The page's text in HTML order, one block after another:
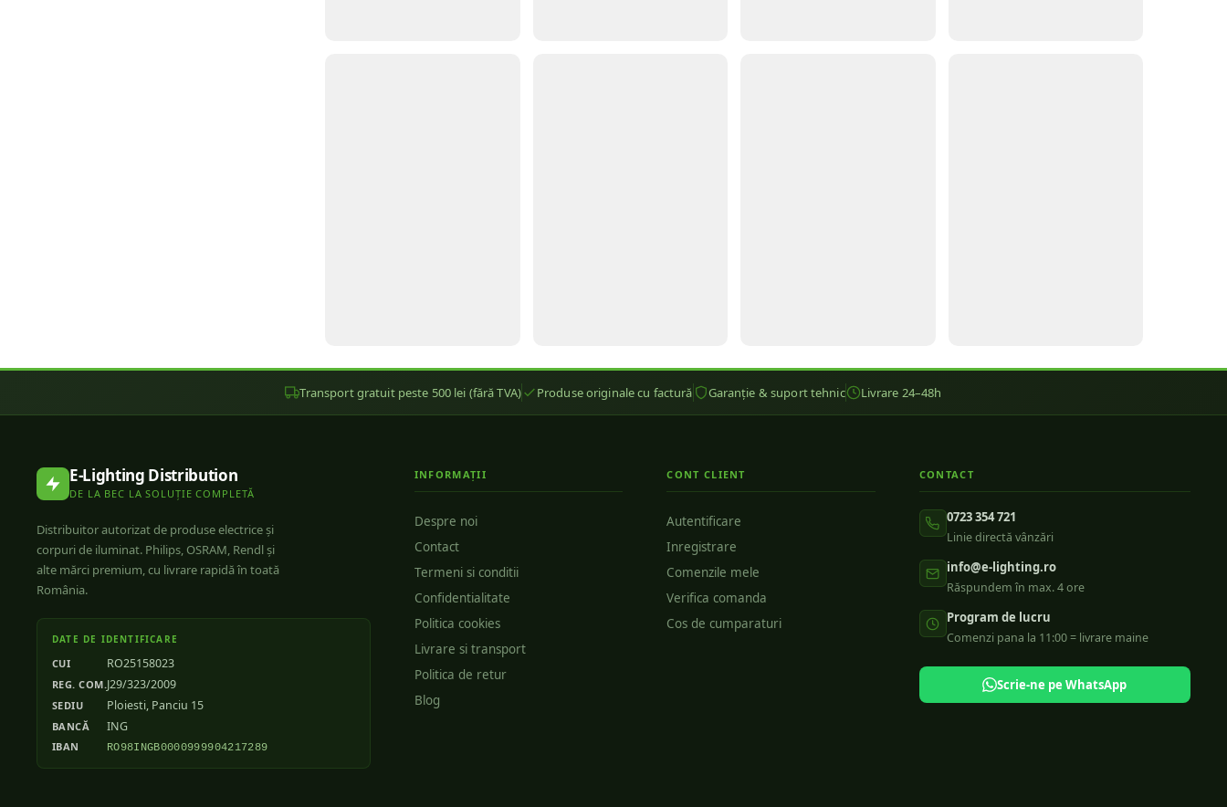
Transport gratuit peste 500 lei (fără TVA) Produse originale cu factură Garanție & suport tehnic Livrare 24–48h
E-Lighting Distribution
DE LA BEC LA SOLUȚIE COMPLETĂ
Distribuitor autorizat de produse electrice și
corpuri de iluminat. Philips, OSRAM, Rendl și
alte mărci premium, cu livrare rapidă în toată
România.
DATE DE IDENTIFICARE
CUI RO25158023
REG. COM.J29/323/2009
SEDIU Ploiesti, Panciu 15
BANCĂ ING
IBAN RO98INGB0000999904217289
INFORMAȚII
Despre noi
Contact
Termeni si conditii
Confidentialitate
Politica cookies
Livrare si transport
Politica de retur
Blog
CONT CLIENT
Autentificare
Inregistrare
Comenzile mele
Verifica comanda
Cos de cumparaturi
CONTACT
0723 354 721
Linie directă vânzări
info@e-lighting.ro
Răspundem în max. 4 ore
Program de lucru
Comenzi pana la 11:00 = livrare maine
Scrie-ne pe WhatsApp